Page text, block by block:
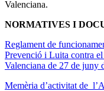
Valenciana.
NORMATIVES I
Reglament de
Prevenció i Luita contra
Valenciana de 27 de juny
Memèria d’activitat de